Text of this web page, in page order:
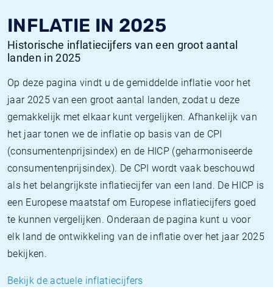
INFLATIE IN 2025
Historische inflatiecijfers van een groot aantal
landen in 2025
Op deze pagina vindt u de gemiddelde inflatie voor het
jaar 2025 van een groot aantal landen, zodat u deze
gemakkelijk met elkaar kunt vergelijken. Afhankelijk van
het jaar tonen we de inflatie op basis van de CPI
(consumentenprijsindex) en de HICP (geharmoniseerde
consumentenprijsindex). De CPI wordt vaak beschouwd
als het belangrijkste inflatiecijfer van een land. De HICP is
een Europese maatstaf om Europese inflatiecijfers goed
te kunnen vergelijken. Onderaan de pagina kunt u voor
elk land de ontwikkeling van de inflatie over het jaar 2025
bekijken.
Bekijk de actuele inflatiecijfers